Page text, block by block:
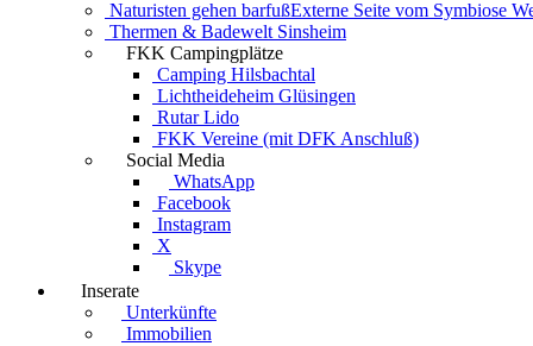
Naturisten gehen barfußExterne Seite vom Symbiose
Thermen & Badewelt Sinsheim
FKK Campingplätze
Camping Hilsbachtal
Lichtheideheim Glüsingen
Rutar Lido
FKK Vereine (mit DFK Anschluß)
Social Media
WhatsApp
Facebook
Instagram
X
Skype
Inserate
Unterkünfte
Immobilien